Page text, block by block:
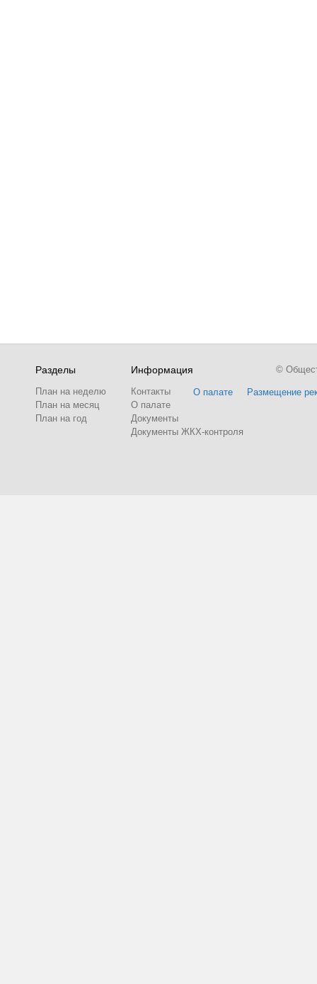
Разделы
План на неделю
План на месяц
План на год
Информация
Контакты
О палате
Документы
Документы ЖКХ-контроля
О палате Размещение
©